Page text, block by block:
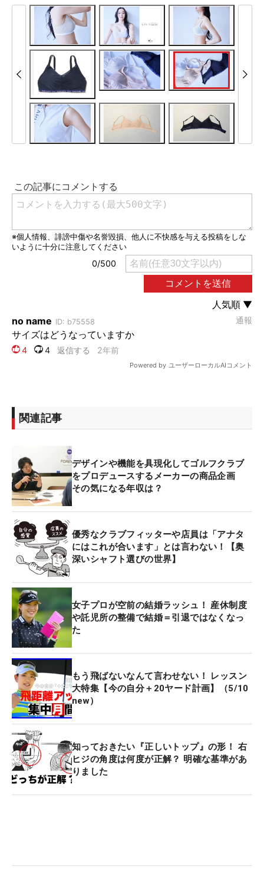
関連記事
デザインや機能を具現化してゴルフクラブ
をプロデュースするメーカーの商品企画
その気になる年収は？
優秀なクラブフィッターや店員は「アナタ
にはこれが合います」とは言わない！【奥
深いシャフト選びの世界】
女子プロが空前の結婚ラッシュ！ 産休制度
や託児所の整備で結婚＝引退ではなくなっ
た
もう飛ばないなんて言わせない！ レッスン
大特集【今の自分＋20ヤード計画】（5/10
new）
知っておきたい『正しいトップ』の形！ 右
ヒジの角度は何度が正解？ 明確な基準があ
りました